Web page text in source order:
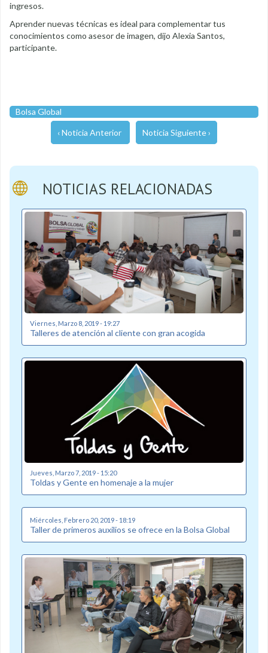
ingresos.
Aprender nuevas técnicas es ideal para complementar tus
conocimientos como asesor de imagen, dijo Alexia Santos,
participante.
Bolsa Global
‹ Noticia Anterior Noticia Siguiente ›
NOTICIAS RELACIONADAS
Viernes, Marzo 8, 2019 - 19:27
Talleres de atención al cliente con gran acogida
Jueves, Marzo 7, 2019 - 15:20
Toldas y Gente en homenaje a la mujer
Miércoles, Febrero 20, 2019 - 18:19
Taller de primeros auxilios se ofrece en la Bolsa Global